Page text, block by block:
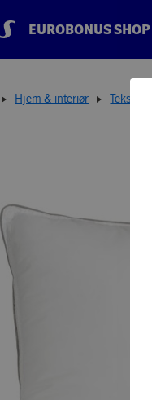
EUROBONUS SHOP
Hjem & interiør Tekstiler